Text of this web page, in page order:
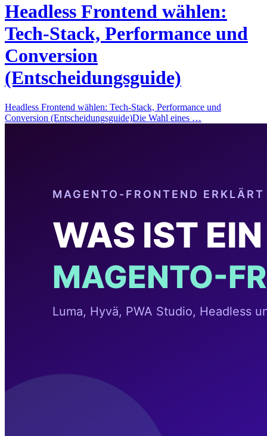
Headless Frontend wählen:
Tech-Stack, Performance und
Conversion
(Entscheidungsguide)
Headless Frontend wählen: Tech-Stack, Performance und
Conversion (Entscheidungsguide)Die Wahl eines …